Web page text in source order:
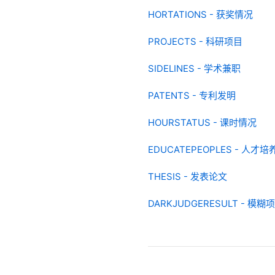
HORTATIONS - 获奖情况
PROJECTS - 科研项目
SIDELINES - 学术兼职
PATENTS - 专利发明
HOURSTATUS - 课时情况
EDUCATEPEOPLES - 人才培
THESIS - 发表论文
DARKJUDGERESULT - 模糊